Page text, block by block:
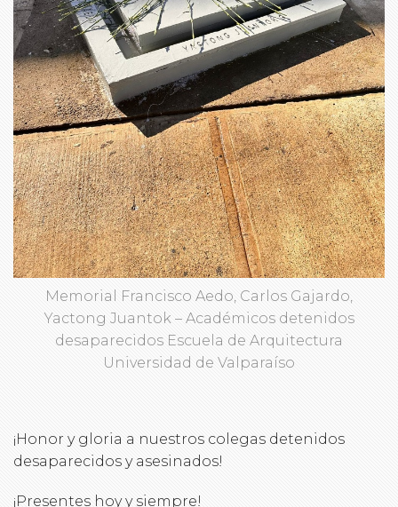
Memorial Francisco Aedo, Carlos Gajardo,
Yactong Juantok – Académicos detenidos
desaparecidos Escuela de Arquitectura
Universidad de Valparaíso
¡Honor y gloria a nuestros colegas detenidos
desaparecidos y asesinados!
¡Presentes hoy y siempre!